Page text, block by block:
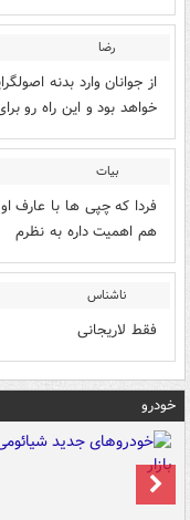
رضا
از جوانان وارد بدنه
خواهد بود و این راه رو
بیات
فردا که چپی ها با عارف
هم اهمیت داره به نظرم
ناشناس
فقط لاریجانی
خودرو